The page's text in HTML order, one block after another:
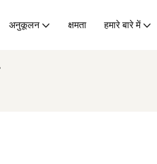
अनुकूलन क्षमता हमारे बारे में